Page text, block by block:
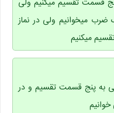
قسمت تقسیم میکنیم ولی
میخوانیم ولی در نماز
میکنیم
به پنج قسمت تقسیم و در